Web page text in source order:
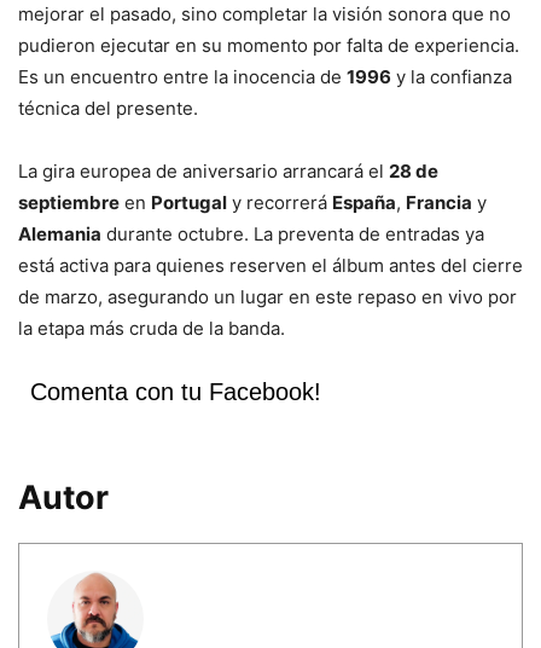
mejorar el pasado, sino completar la visión sonora que no
pudieron ejecutar en su momento por falta de experiencia.
Es un encuentro entre la inocencia de 1996 y la confianza
técnica del presente.
La gira europea de aniversario arrancará el 28 de
septiembre en Portugal y recorrerá España, Francia y
Alemania durante octubre. La preventa de entradas ya
está activa para quienes reserven el álbum antes del cierre
de marzo, asegurando un lugar en este repaso en vivo por
la etapa más cruda de la banda.
Comenta con tu Facebook!
Autor